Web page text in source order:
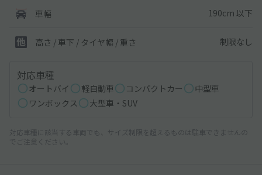
車幅 190cm 以下
高さ / 車下 / タイヤ幅 / 重さ 制限なし
対応車種
オートバイ 軽自動車 コンパクトカー
中型車
ワンボックス
大型車・SUV
対応車種に該当する車両でも、サイズ制限を超えるものは駐車できませんの
でご注意ください。